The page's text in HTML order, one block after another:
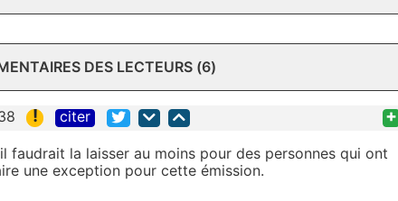
DES LECTEURS (6)
! citer +
faudrait la laisser au moins pour des personnes qui ont
une exception pour cette émission.